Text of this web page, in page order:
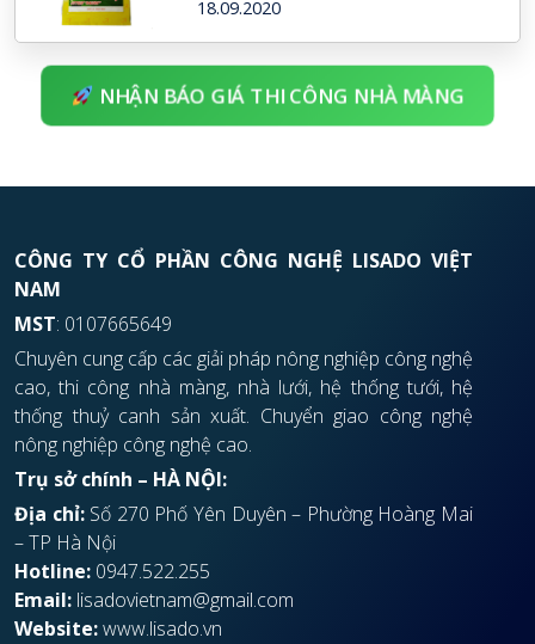
18.09.2020
NHẬN BÁO GIÁ THI CÔNG NHÀ MÀNG
CÔNG TY CỔ PHẦN CÔNG NGHỆ LISADO VIỆT
NAM
MST: 0107665649
Chuyên cung cấp các giải pháp nông nghiệp công nghệ
cao, thi công nhà màng, nhà lưới, hệ thống tưới, hệ
thống thuỷ canh sản xuất. Chuyển giao công nghệ
nông nghiệp công nghệ cao.
Trụ sở chính – HÀ NỘI:
Địa chỉ:Số 270 Phố Yên Duyên – Phường Hoàng Mai
– TP Hà Nội
Hotline: 0947.522.255
Email: lisadovietnam@gmail.com
Website:www.lisado.vn